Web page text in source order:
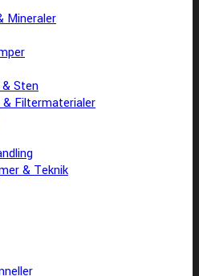
Mineraler
Sten
& Filtermaterialer
& Teknik